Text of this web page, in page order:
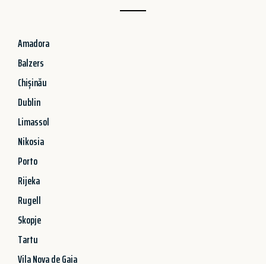
Amadora
Balzers
Chișinău
Dublin
Limassol
Nikosia
Porto
Rijeka
Rugell
Skopje
Tartu
Vila Nova de Gaia